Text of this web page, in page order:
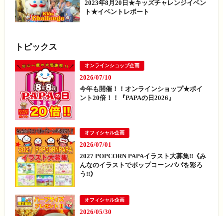
2023年8月20日★キッズチャレンジイベン
ト★イベントレポート
トピックス
オンラインショップ企画
2026/07/10
今年も開催！！オンラインショップ★ポイ
ント20倍！！『PAPAの日2026』
オフィシャル企画
2026/07/01
2027 POPCORN PAPAイラスト大募集!!《み
んなのイラストでポップコーンパパを彩ろ
う!!》
オフィシャル企画
2026/05/30